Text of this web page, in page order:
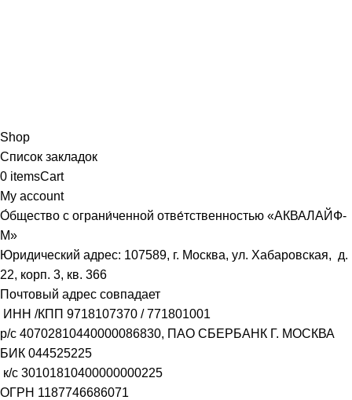
Shop
Список закладок
0 itemsCart
My account
О́бщество с ограни́ченной отве́тственностью «АКВАЛАЙФ-
М»
Юридический адрес: 107589, г. Москва, ул. Хабаровская, д.
22, корп. 3, кв. 366
Почтовый адрес совпадает
ИНН /КПП 9718107370 /771801001
р/с 40702810440000086830, ПАО СБЕРБАНК Г. МОСКВА
БИК 044525225
к/с 30101810400000000225
ОГРН 1187746686071